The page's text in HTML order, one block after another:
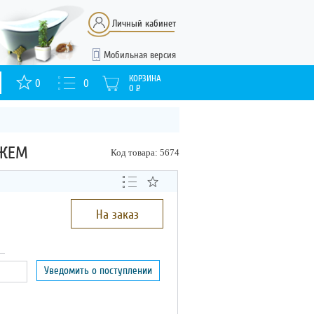
Мобильная версия
Личный кабинет
0 0
КОРЗИНА
0 Р
Код товара: 5674
На заказ
Уведомить о поступлении